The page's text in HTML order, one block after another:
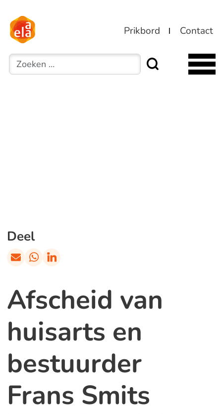
Prikbord Contact
Zoeken
Afscheid van
huisarts en
bestuurder
Frans Smits
Deel